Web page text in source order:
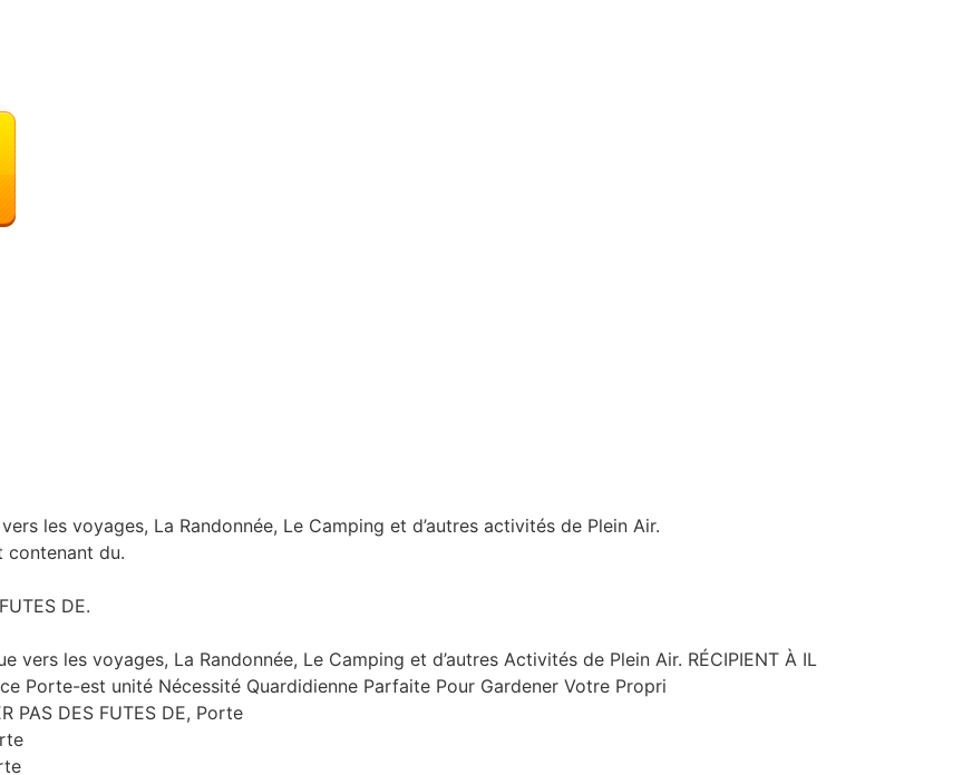
les voyages, La Randonnée, Le Camping et d’autres activités de Plein Air.
contenant du.
DE.
les voyages, La Randonnée, Le Camping et d’autres Activités de Plein Air. RÉCIPIENT À IL
ce Porte-est unité Nécessité Quardidienne Parfaite Pour Gardener Votre Propri
PAS DES FUTES DE, Porte